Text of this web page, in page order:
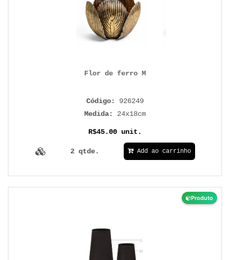
Flor de ferro M
Código: 926249
Medida: 24x18cm
R$45.00 unit.
2 qtde. Add ao carrinho
Produto